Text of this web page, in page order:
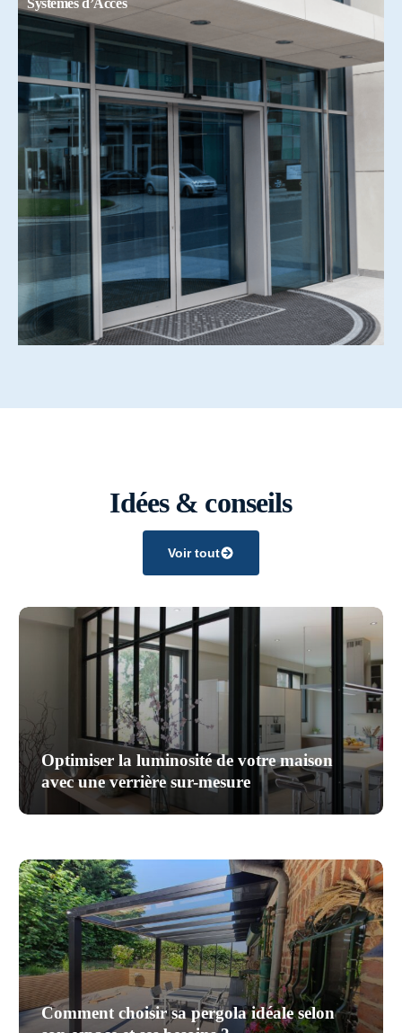
Systemes d’Accés
Idées & conseils
Voir tout
Optimiser la luminosité de votre maison
avec une verrière sur-mesure
Comment choisir sa pergola idéale selon